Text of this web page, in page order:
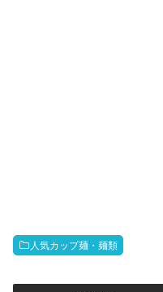
人気カップ麺・麺類